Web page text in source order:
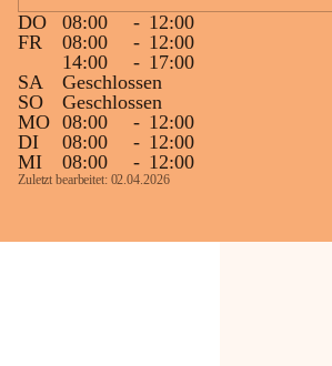
DO
08:00 - 12:00
FR
08:00 - 12:00
14:00
- 17:00
SA
Geschlossen
SO
Geschlossen
MO 08:00 - 12:00
DI
08:00 - 12:00
MI
08:00 - 12:00
Zuletzt bearbeitet: 02.04.2026